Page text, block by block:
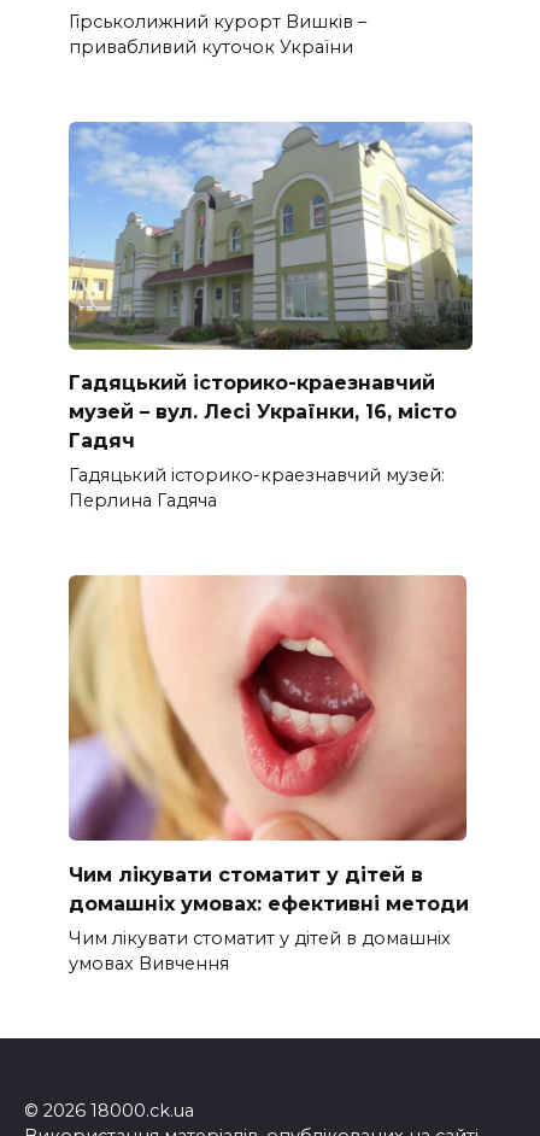
Гірськолижний курорт Вишків –
привабливий куточок України
Гадяцький історико-краезнавчий
музей – вул. Лесі Українки, 16, місто
Гадяч
Гадяцький історико-краезнавчий музей:
Перлина Гадяча
Чим лікувати стоматит у дітей в
домашніх умовах: ефективні методи
Чим лікувати стоматит у дітей в домашніх
умовах Вивчення
© 2026 18000.ck.ua